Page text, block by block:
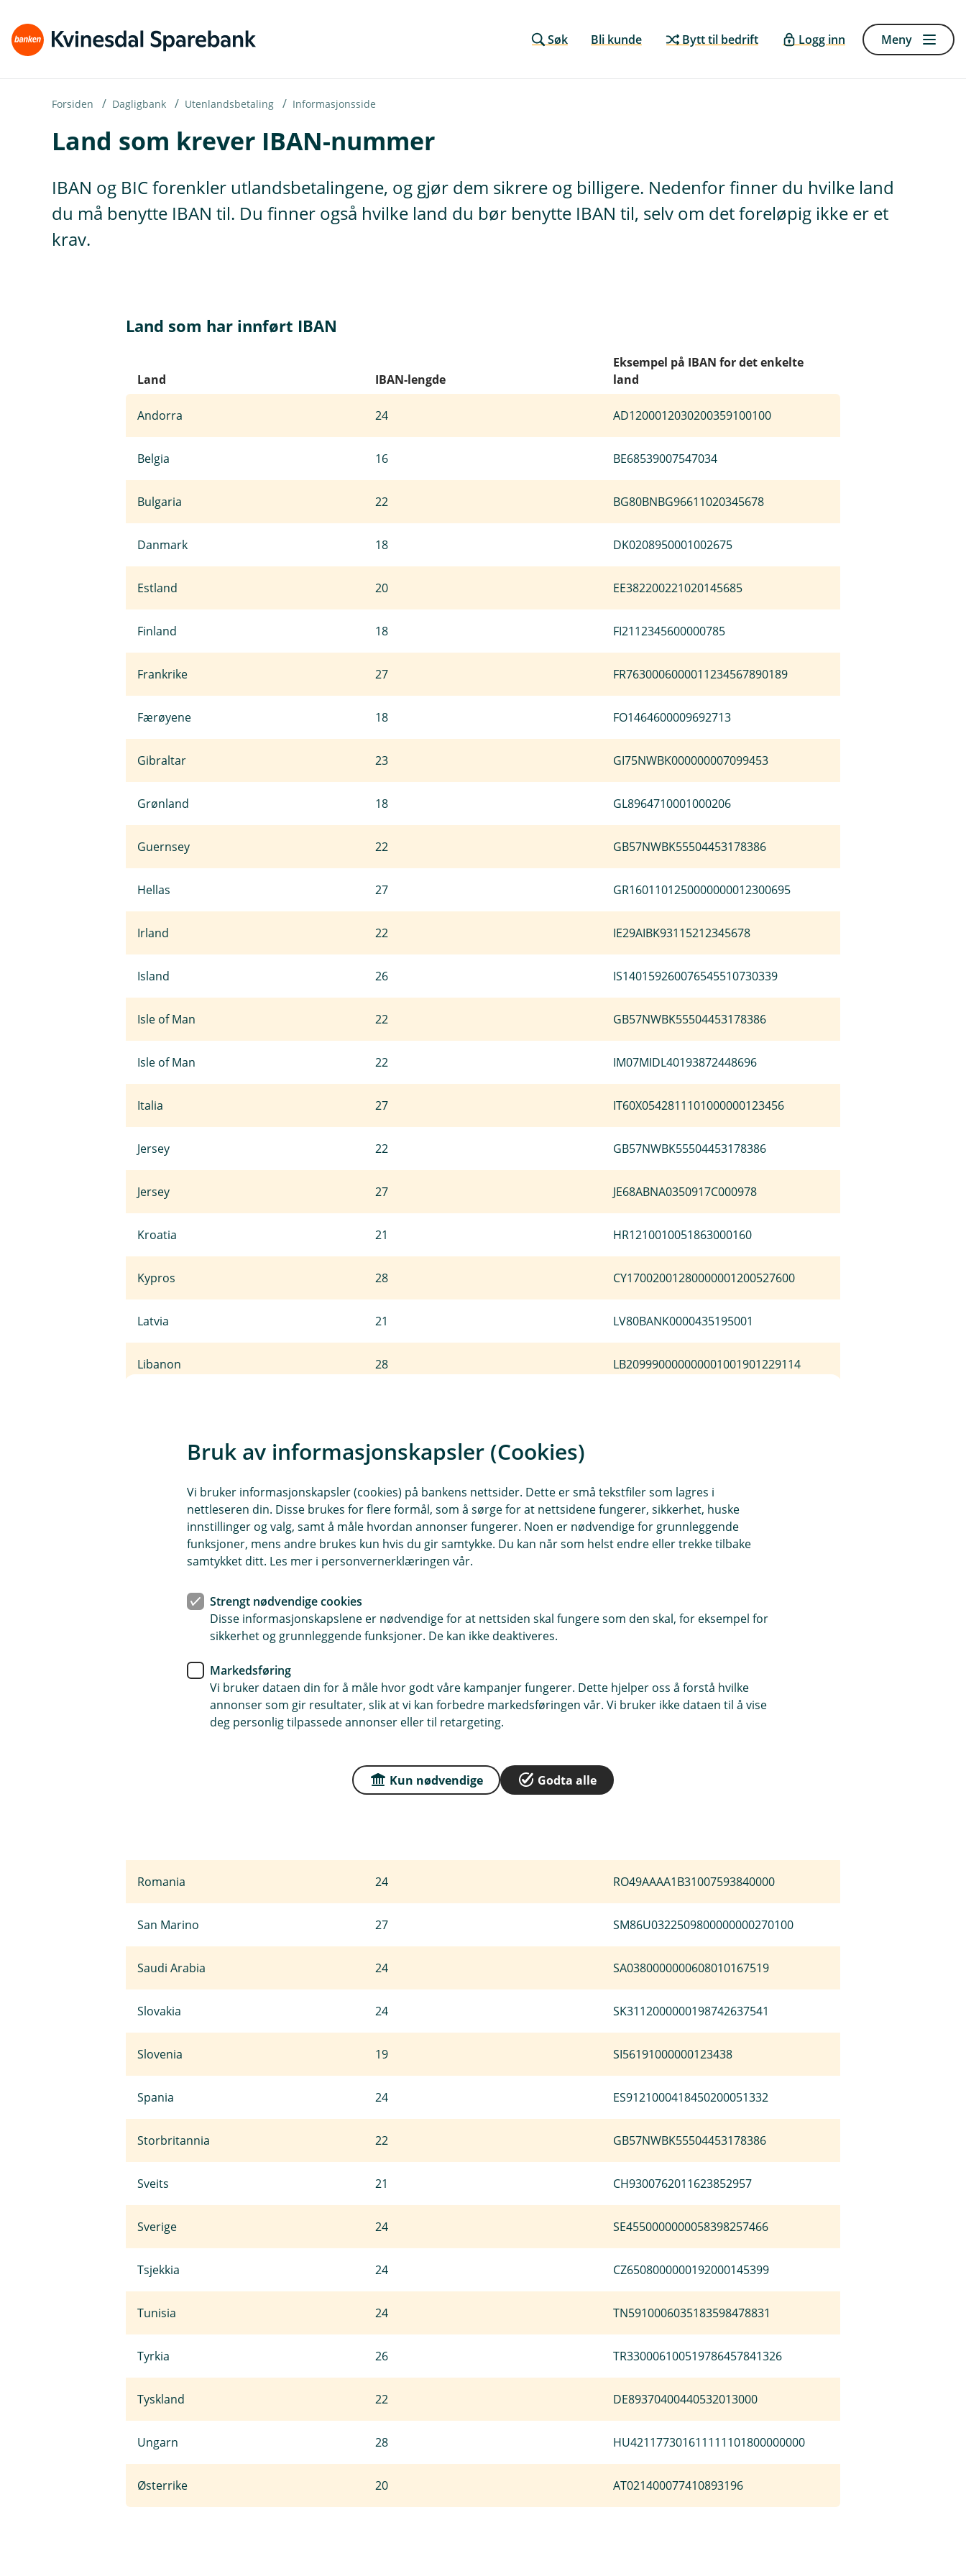
Søk Bli kunde Bytt til bedrift Logg inn Meny
Forsiden Dagligbank Utenlandsbetaling Informasjonsside
Land som krever IBAN-nummer
IBAN og BIC forenkler utlandsbetalingene, og gjør dem sikrere og billigere. Nedenfor finner du hvilke land
du må benytte IBAN til. Du finner også hvilke land du bør benytte IBAN til, selv om det foreløpig ikke er et
krav.
Land som har innført IBAN
Land IBAN-lengde
Eksempel på IBAN for det enkelte
land
Andorra 24 AD1200012030200359100100
Belgia 16 BE68539007547034
Bulgaria 22 BG80BNBG96611020345678
Danmark 18 DK0208950001002675
Estland 20 EE382200221020145685
Finland 18 FI2112345600000785
Frankrike 27 FR7630006000011234567890189
Færøyene 18 FO1464600009692713
Gibraltar 23 GI75NWBK000000007099453
Grønland 18 GL8964710001000206
Guernsey 22 GB57NWBK55504453178386
Hellas 27 GR1601101250000000012300695
Irland 22 IE29AIBK93115212345678
Island 26 IS140159260076545510730339
Isle of Man 22 GB57NWBK55504453178386
Isle of Man 22 IM07MIDL40193872448696
Italia 27 IT60X0542811101000000123456
Jersey 22 GB57NWBK55504453178386
Jersey 27 JE68ABNA0350917C000978
Kroatia 21 HR1210010051863000160
Kypros 28 CY17002001280000001200527600
Latvia 21 LV80BANK0000435195001
Libanon 28 LB209990000000001001901229114
20
Luxembourg 20 LU280019400644750000
Makedonia 19 MK07250120000058984
27 MC111273900070001111100H79
Montenegro
18 NL91ABNA0417164300
28
Romania 24 RO49AAAA1B31007593840000
San Marino 27 SM86U0322509800000000270100
Saudi Arabia 24 SA0380000000608010167519
Slovakia 24 SK3112000000198742637541
Slovenia 19 SI56191000000123438
Spania 24 ES9121000418450200051332
Storbritannia 22 GB57NWBK55504453178386
Sveits 21 CH9300762011623852957
Sverige 24 SE4550000000058398257466
Tsjekkia 24 CZ6508000000192000145399
Tunisia 24 TN5910006035183598478831
Tyrkia 26 TR330006100519786457841326
Tyskland 22 DE89370400440532013000
Ungarn 28 HU421177301611111101800000000
Østerrike 20 AT021400077410893196
Bruk av informasjonskapsler (Cookies)
Vi bruker informasjonskapsler (cookies) på bankens nettsider. Dette er små tekstfiler som lagres i
nettleseren din. Disse brukes for flere formål, som å sørge for at nettsidene fungerer, sikkerhet, huske
innstillinger og valg, samt å måle hvordan annonser fungerer. Noen er nødvendige for grunnleggende
funksjoner, mens andre brukes kun hvis du gir samtykke. Du kan når som helst endre eller trekke tilbake
samtykket ditt. Les mer i personvernerklæringen vår.
Strengt nødvendige cookies
Disse informasjonskapslene er nødvendige for at nettsiden skal fungere som den skal, for eksempel for
sikkerhet og grunnleggende funksjoner. De kan ikke deaktiveres.
Markedsføring
Vi bruker dataen din for å måle hvor godt våre kampanjer fungerer. Dette hjelper oss å forstå hvilke
annonser som gir resultater, slik at vi kan forbedre markedsføringen vår. Vi bruker ikke dataen til å vise
deg personlig tilpassede annonser eller til retargeting.
Kun nødvendige Godta alle